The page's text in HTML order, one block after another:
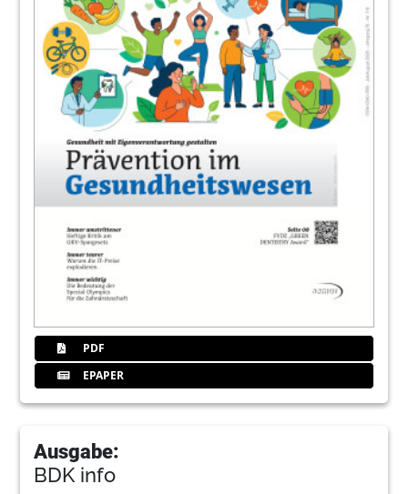
PDF
EPAPER
Ausgabe:
BDK info